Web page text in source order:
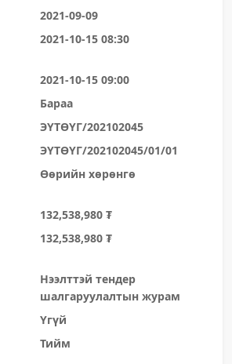
2021-09-09
2021-10-15 08:30
2021-10-15 09:00
Бараа
ЭҮТӨҮГ/202102045
ЭҮТӨҮГ/202102045/01/01
Өөрийн хөрөнгө
132,538,980 ₮
132,538,980 ₮
Нээлттэй тендер
шалгаруулалтын журам
Үгүй
Тийм